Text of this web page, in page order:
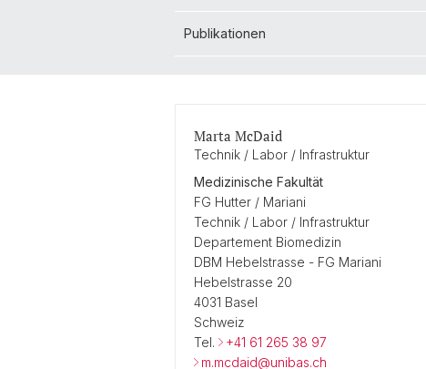
Publikationen
Marta McDaid
Technik / Labor / Infrastruktur
Medizinische Fakultät
FG Hutter / Mariani
Technik / Labor / Infrastruktur
Departement Biomedizin
DBM Hebelstrasse - FG Mariani
Hebelstrasse 20
4031 Basel
Schweiz
Tel.
+41 61 265 38 97
m.mcdaid@unibas.ch